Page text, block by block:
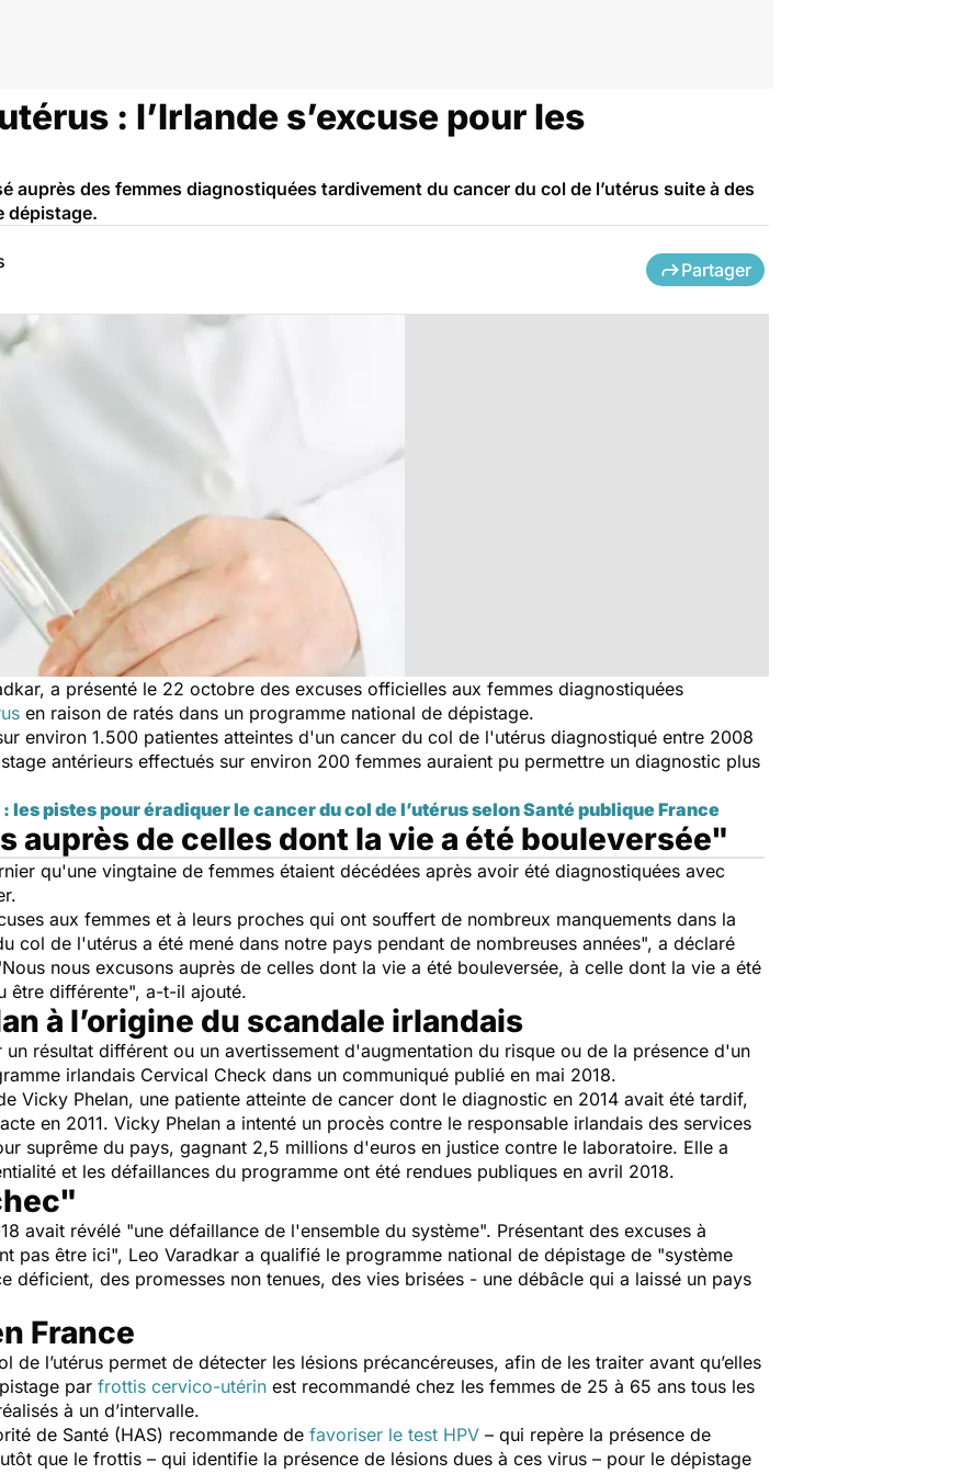
: l’Irlande s’excuse pour les
auprès des femmes diagnostiquées tardivement du cancer du col de l’utérus suite à des
dépistage.
Partager
a présenté le 22 octobre des excuses officielles aux femmes diagnostiquées
en raison de ratés dans un programme national de dépistage.
environ 1.500 patientes atteintes d'un cancer du col de l'utérus diagnostiqué entre 2008
antérieurs effectués sur environ 200 femmes auraient pu permettre un diagnostic plus
pistes pour éradiquer le cancer du col de l’utérus selon Santé publique France
auprès de celles dont la vie a été bouleversée"
qu'une vingtaine de femmes étaient décédées après avoir été diagnostiquées avec
aux femmes et à leurs proches qui ont souffert de nombreux manquements dans la
col de l'utérus a été mené dans notre pays pendant de nombreuses années", a déclaré
Nous nous excusons auprès de celles dont la vie a été bouleversée, à celle dont la vie a été
être différente", a-t-il ajouté.
à l’origine du scandale irlandais
résultat différent ou un avertissement d'augmentation du risque ou de la présence d'un
irlandais Cervical Check dans un communiqué publié en mai 2018.
Vicky Phelan, une patiente atteinte de cancer dont le diagnostic en 2014 avait été tardif,
en 2011. Vicky Phelan a intenté un procès contre le responsable irlandais des services
suprême du pays, gagnant 2,5 millions d'euros en justice contre le laboratoire. Elle a
et les défaillances du programme ont été rendues publiques en avril 2018.
avait révélé "une défaillance de l'ensemble du système". Présentant des excuses à
pas être ici", Leo Varadkar a qualifié le programme national de dépistage de "système
déficient, des promesses non tenues, des vies brisées - une débâcle qui a laissé un pays
France
de l’utérus permet de détecter les lésions précancéreuses, afin de les traiter avant qu’elles
par frottis cervico-utérin est recommandé chez les femmes de 25 à 65 ans tous les
à un d’intervalle.
de Santé (HAS) recommande de favoriser le test HPV – qui repère la présence de
que le frottis – qui identifie la présence de lésions dues à ces virus – pour le dépistage